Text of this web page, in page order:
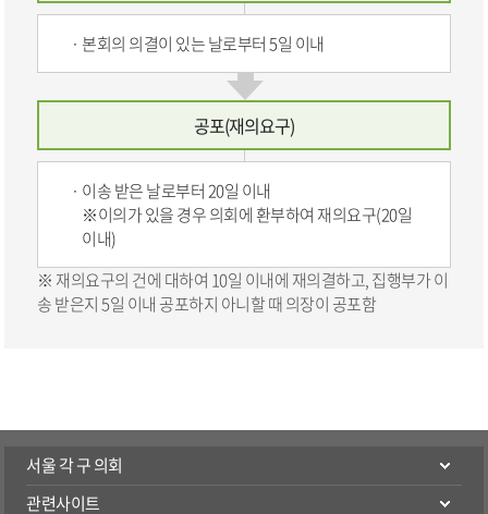
본회의 의결이 있는 날로부터 5일 이내
공포(재의요구)
이송 받은 날로부터 20일 이내
※이의가 있을 경우 의회에 환부하여 재의요구(20일
이내)
※ 재의요구의 건에 대하여 10일 이내에 재의결하고, 집행부가 이
송 받은지 5일 이내 공포하지 아니할 때 의장이 공포함
서울 각 구 의회
관련사이트